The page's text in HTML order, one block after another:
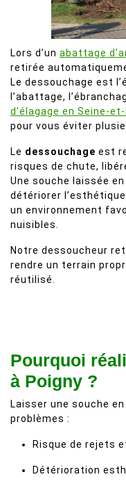
Lors d’un abattage
retirée
Le dessouchage est
l’abattage,
d'élagage en Seine-
pour vous éviter
Le dessouchage est
risques de chute,
Une souche laissée
détériorer
un environnement
nuisibles.
Notre dessoucheur
rendre un terrain
réutilisé.
Pourquoi
à Poigny ?
Laisser une souche
problèmes :
Risque de rejets
Détérioration